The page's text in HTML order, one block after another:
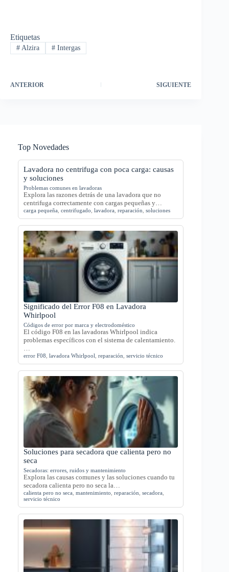
Etiquetas
#Alzira #Intergas
ANTERIOR SIGUIENTE
Top Novedades
Lavadora no centrifuga con poca carga: causas
y soluciones
Problemas comunes en lavadoras
Explora las razones detrás de una lavadora que no
centrifuga correctamente con cargas pequeñas y…
carga pequeña centrifugado lavadora reparación soluciones
Significado del Error F08 en Lavadora
Whirlpool
Códigos de error por marca y electrodoméstico
El código F08 en las lavadoras Whirlpool indica
problemas específicos con el sistema de calentamiento.
error F08 lavadora Whirlpool reparación servicio técnico
Soluciones para secadora que calienta pero no
seca
Secadoras: errores, ruidos y mantenimiento
Explora las causas comunes y las soluciones cuando tu
secadora calienta pero no seca la…
calienta pero no seca mantenimiento reparación secadora
servicio técnico